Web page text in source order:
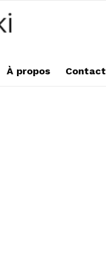
À propos Contact